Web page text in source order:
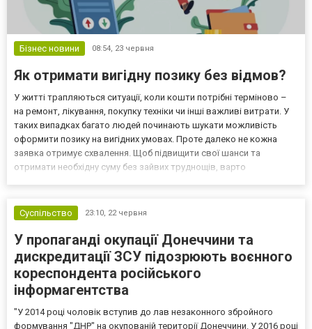
Бізнес новини 08:54, 23 червня
Як отримати вигідну позику без відмов?
У житті трапляються ситуації, коли кошти потрібні терміново –
на ремонт, лікування, покупку техніки чи інші важливі витрати. У
таких випадках багато людей починають шукати можливість
оформити позику на вигідних умовах. Проте далеко не кожна
заявка отримує схвалення. Щоб підвищити свої шанси та
отримати необхідну суму без зайвих труднощів, варто
Суспільство
23:10, 22 червня
У пропаганді окупації Донеччини та
дискредитації ЗСУ підозрюють воєнного
кореспондента російського
інформагентства
"У 2014 році чоловік вступив до лав незаконного збройного
формування "ДНР" на окупованій території Донеччини. У 2016 році